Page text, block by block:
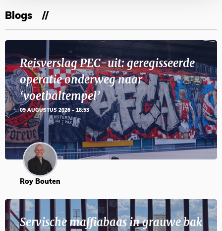
Blogs
Reisverslag PEC-uit: geregisseerde
operatie onderweg naar
‘voetbaltempel’
09 AUGUSTUS 2026 - 18:53
Roy Bouten
Servische maffiabaas in grauwe bak